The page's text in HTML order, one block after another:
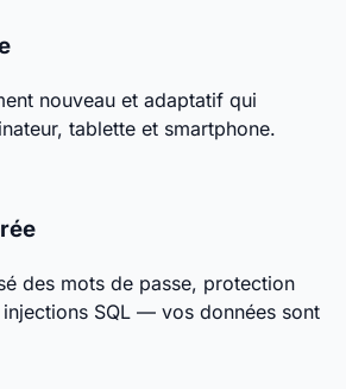
nouveau et adaptatif qui
tablette et smartphone.
des mots de passe, protection
injections SQL — vos données sont